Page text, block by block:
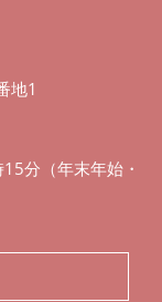
地1
分（年末年始・